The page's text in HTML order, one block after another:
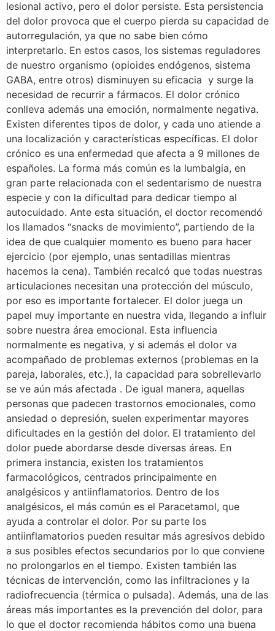
lesional activo, pero el dolor persiste. Esta persistencia
del dolor provoca que el cuerpo pierda su capacidad de
autorregulación, ya que no sabe bien cómo
interpretarlo. En estos casos, los sistemas reguladores
de nuestro organismo (opioides endógenos, sistema
GABA, entre otros) disminuyen su eficacia y surge la
necesidad de recurrir a fármacos. El dolor crónico
conlleva además una emoción, normalmente negativa.
Existen diferentes tipos de dolor, y cada uno atiende a
una localización y características específicas. El dolor
crónico es una enfermedad que afecta a 9 millones de
españoles. La forma más común es la lumbalgia, en
gran parte relacionada con el sedentarismo de nuestra
especie y con la dificultad para dedicar tiempo al
autocuidado. Ante esta situación, el doctor recomendó
los llamados “snacks de movimiento”, partiendo de la
idea de que cualquier momento es bueno para hacer
ejercicio (por ejemplo, unas sentadillas mientras
hacemos la cena). También recalcó que todas nuestras
articulaciones necesitan una protección del músculo,
por eso es importante fortalecer. El dolor juega un
papel muy importante en nuestra vida, llegando a influir
sobre nuestra área emocional. Esta influencia
normalmente es negativa, y si además el dolor va
acompañado de problemas externos (problemas en la
pareja, laborales, etc.), la capacidad para sobrellevarlo
se ve aún más afectada . De igual manera, aquellas
personas que padecen trastornos emocionales, como
ansiedad o depresión, suelen experimentar mayores
dificultades en la gestión del dolor. El tratamiento del
dolor puede abordarse desde diversas áreas. En
primera instancia, existen los tratamientos
farmacológicos, centrados principalmente en
analgésicos y antiinflamatorios. Dentro de los
analgésicos, el más común es el Paracetamol, que
ayuda a controlar el dolor. Por su parte los
antiinflamatorios pueden resultar más agresivos debido
a sus posibles efectos secundarios por lo que conviene
no prolongarlos en el tiempo. Existen también las
técnicas de intervención, como las infiltraciones y la
radiofrecuencia (térmica o pulsada). Además, una de las
áreas más importantes es la prevención del dolor, para
lo que el doctor recomienda hábitos como una buena